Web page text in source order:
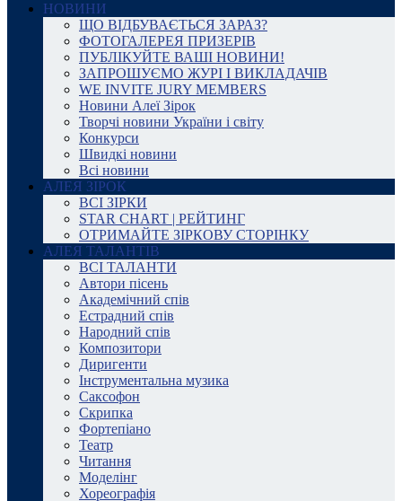
НОВИНИ
ЩО ВІДБУВАЄТЬСЯ ЗАРАЗ?
ФОТОГАЛЕРЕЯ ПРИЗЕРІВ
ПУБЛІКУЙТЕ ВАШІ НОВИНИ!
ЗАПРОШУЄМО ЖУРІ І ВИКЛАДАЧІВ
WE INVITE JURY MEMBERS
Новини Алеї Зірок
Творчі новини України і світу
Конкурси
Швидкі новини
Всі новини
АЛЕЯ ЗІРОК
ВСІ ЗІРКИ
STAR CHART | РЕЙТИНГ
ОТРИМАЙТЕ ЗІРКОВУ СТОРІНКУ
АЛЕЯ ТАЛАНТІВ
ВСІ ТАЛАНТИ
Автори пісень
Академічний спів
Естрадний спів
Народний спів
Композитори
Диригенти
Інструментальна музика
Саксофон
Скрипка
Фортепіано
Театр
Читання
Моделінг
Хореографія